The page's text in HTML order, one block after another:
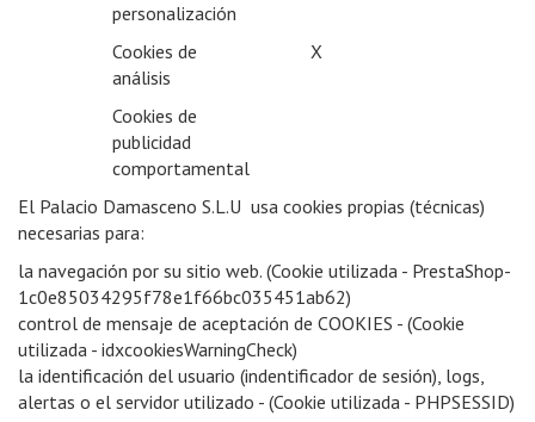
personalización
Cookies de
análisis
X
Cookies de
publicidad
comportamental
El Palacio Damasceno S.L.U usa cookies propias (técnicas)
necesarias para:
la navegación por su sitio web. (Cookie utilizada - PrestaShop-
1c0e85034295f78e1f66bc035451ab62)
control de mensaje de aceptación de COOKIES - (Cookie
utilizada - idxcookiesWarningCheck)
la identificación del usuario (indentificador de sesión), logs,
alertas o el servidor utilizado - (Cookie utilizada - PHPSESSID)